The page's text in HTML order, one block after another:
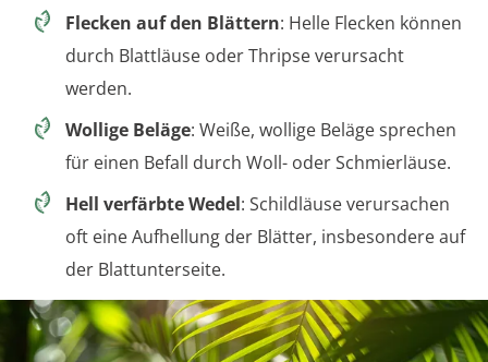
Flecken auf den Blättern: Helle Flecken können
durch Blattläuse oder Thripse verursacht
werden.
Wollige Beläge: Weiße, wollige Beläge sprechen
für einen Befall durch Woll- oder Schmierläuse.
Hell verfärbte Wedel: Schildläuse verursachen
oft eine Aufhellung der Blätter, insbesondere auf
der Blattunterseite.